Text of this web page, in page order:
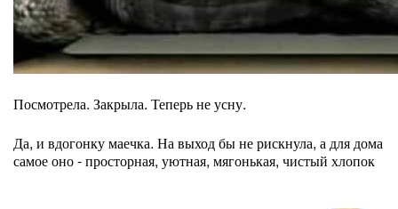
Посмотрела. Закрыла. Теперь не усну.
Да, и вдогонку маечка. На выход бы не рискнула, а для дома
самое оно - просторная, уютная, мягонькая, чистый хлопок